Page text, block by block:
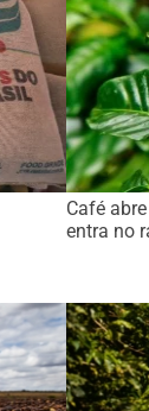
Café
entra no